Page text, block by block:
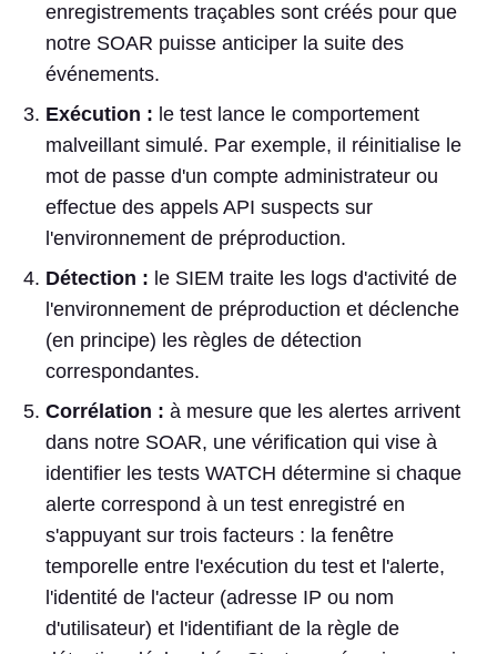
enregistrements traçables sont créés pour que
notre SOAR puisse anticiper la suite des
événements.
Exécution : le test lance le comportement
malveillant simulé. Par exemple, il réinitialise le
mot de passe d'un compte administrateur ou
effectue des appels API suspects sur
l'environnement de préproduction.
Détection : le SIEM traite les logs d'activité de
l'environnement de préproduction et déclenche
(en principe) les règles de détection
correspondantes.
Corrélation : à mesure que les alertes arrivent
dans notre SOAR, une vérification qui vise à
identifier les tests WATCH détermine si chaque
alerte correspond à un test enregistré en
s'appuyant sur trois facteurs : la fenêtre
temporelle entre l'exécution du test et l'alerte,
l'identité de l'acteur (adresse IP ou nom
d'utilisateur) et l'identifiant de la règle de